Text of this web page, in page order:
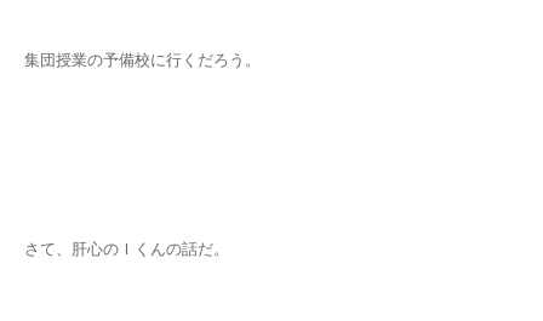
集団授業の予備校に行くだろう。
さて、肝心のＩくんの話だ。